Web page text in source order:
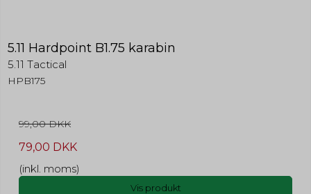
5.11 Hardpoint B1.75 karabin
5.11 Tactical
HPB175
99,00 DKK
79,00 DKK
(inkl. moms)
Vis produkt